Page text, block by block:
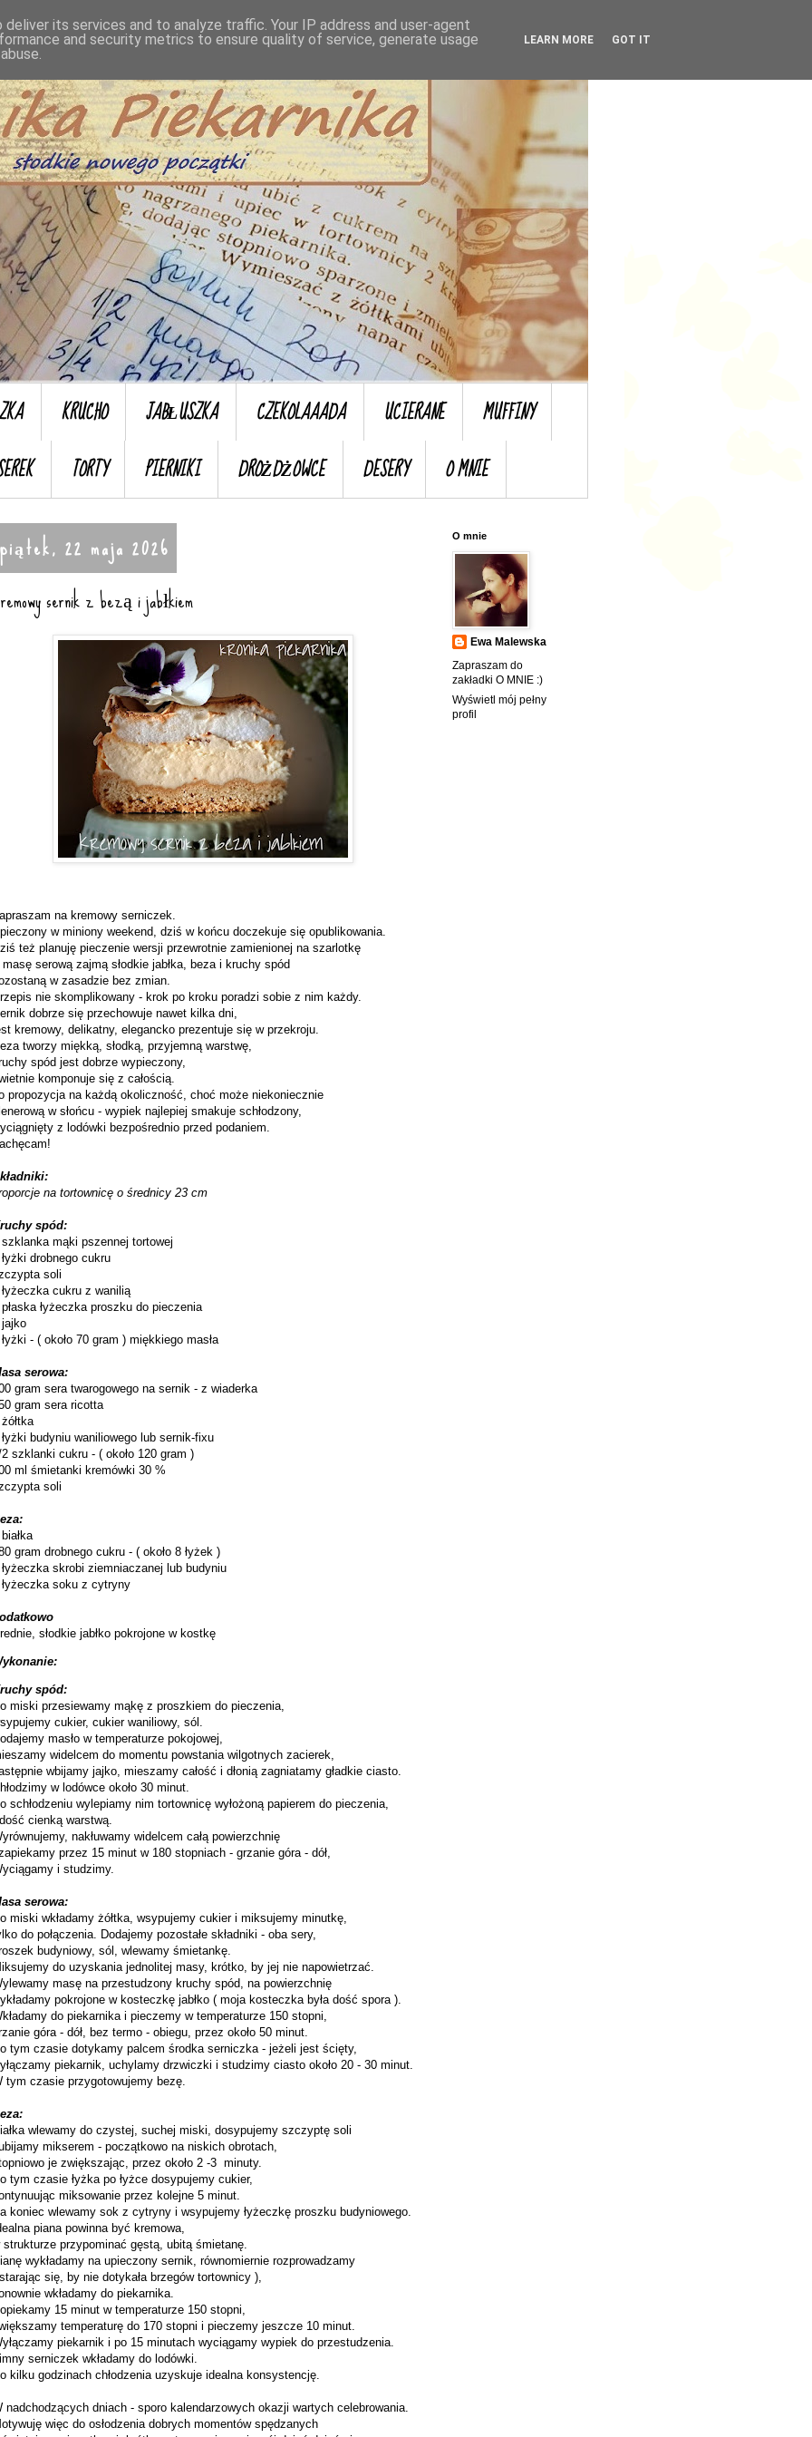
KRUCHO JABŁUSZKA CZEKOLAAADA UCIERANE
MUFFINY
TORTY PIERNIKI DROŻDŻOWCE DESERY O MNIE
piątek, 22 maja 2026
sernik z bezą i jabłkiem
na kremowy serniczek.
w miniony weekend, dziś w końcu doczekuje się opublikowania.
też planuję pieczenie wersji przewrotnie zamienionej na szarlotkę
masę serową zajmą słodkie jabłka, beza i kruchy spód
w zasadzie bez zmian.
nie skomplikowany - krok po kroku poradzi sobie z nim każdy.
dobrze się przechowuje nawet kilka dni,
kremowy, delikatny, elegancko prezentuje się w przekroju.
tworzy miękką, słodką, przyjemną warstwę,
spód jest dobrze wypieczony,
komponuje się z całością.
propozycja na każdą okoliczność, choć może niekoniecznie
w słońcu - wypiek najlepiej smakuje schłodzony,
z lodówki bezpośrednio przed podaniem.
na tortownicę o średnicy 23 cm
spód:
szklanka mąki pszennej tortowej
drobnego cukru
soli
łyżeczka cukru z wanilią
płaska łyżeczka proszku do pieczenia
jajko
- ( około 70 gram ) miękkiego masła
serowa:
gram sera twarogowego na sernik - z wiaderka
gram sera ricotta
budyniu waniliowego lub sernik-fixu
2 szklanki cukru - ( około 120 gram )
ml śmietanki kremówki 30 %
soli
gram drobnego cukru - ( około 8 łyżek )
łyżeczka skrobi ziemniaczanej lub budyniu
łyżeczka soku z cytryny
słodkie jabłko pokrojone w kostkę
spód:
miski przesiewamy mąkę z proszkiem do pieczenia,
cukier, cukier waniliowy, sól.
masło w temperaturze pokojowej,
widelcem do momentu powstania wilgotnych zacierek,
wbijamy jajko, mieszamy całość i dłonią zagniatamy gładkie ciasto.
w lodówce około 30 minut.
schłodzeniu wylepiamy nim tortownicę wyłożoną papierem do pieczenia,
cienką warstwą.
nakłuwamy widelcem całą powierzchnię
przez 15 minut w 180 stopniach - grzanie góra - dół,
i studzimy.
serowa:
miski wkładamy żółtka, wsypujemy cukier i miksujemy minutkę,
do połączenia. Dodajemy pozostałe składniki - oba sery,
budyniowy, sól, wlewamy śmietankę.
do uzyskania jednolitej masy, krótko, by jej nie napowietrzać.
masę na przestudzony kruchy spód, na powierzchnię
pokrojone w kosteczkę jabłko ( moja kosteczka była dość spora ).
do piekarnika i pieczemy w temperaturze 150 stopni,
góra - dół, bez termo - obiegu, przez około 50 minut.
tym czasie dotykamy palcem środka serniczka - jeżeli jest ścięty,
piekarnik, uchylamy drzwiczki i studzimy ciasto około 20 - 30 minut.
tym czasie przygotowujemy bezę.
wlewamy do czystej, suchej miski, dosypujemy szczyptę soli
mikserem - początkowo na niskich obrotach,
je zwiększając, przez około 2 -3 minuty.
tym czasie łyżka po łyżce dosypujemy cukier,
miksowanie przez kolejne 5 minut.
koniec wlewamy sok z cytryny i wsypujemy łyżeczkę proszku budyniowego.
piana powinna być kremowa,
strukturze przypominać gęstą, ubitą śmietanę.
wykładamy na upieczony sernik, równomiernie rozprowadzamy
się, by nie dotykała brzegów tortownicy ),
wkładamy do piekarnika.
15 minut w temperaturze 150 stopni,
temperaturę do 170 stopni i pieczemy jeszcze 10 minut.
piekarnik i po 15 minutach wyciągamy wypiek do przestudzenia.
serniczek wkładamy do lodówki.
kilku godzinach chłodzenia uzyskuje idealna konsystencję.
nadchodzących dniach - sporo kalendarzowych okazji wartych celebrowania.
więc do osłodzenia dobrych momentów spędzanych
O mnie
Ewa Malewska
Zapraszam do
zakładki O MNIE :)
Wyświetl mój pełny
profil
its services and to analyze traffic. Your IP address and user-agent
and security metrics to ensure quality of service, generate usage
LEARN MORE GOT IT